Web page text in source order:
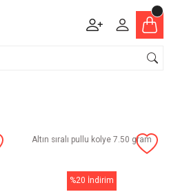
Altın sıralı pullu kolye 7.50 gram
%20 İndirim